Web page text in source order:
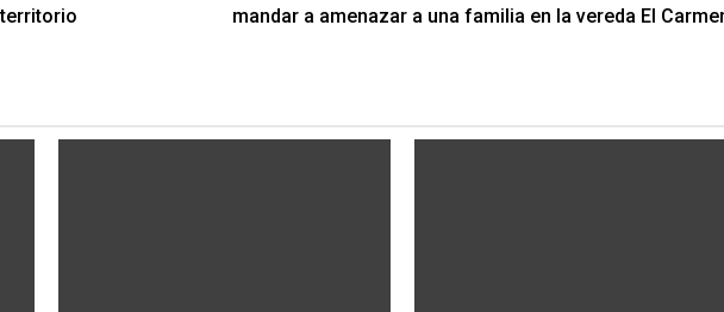
territorio
mandar a amenazar a una familia en la vereda El